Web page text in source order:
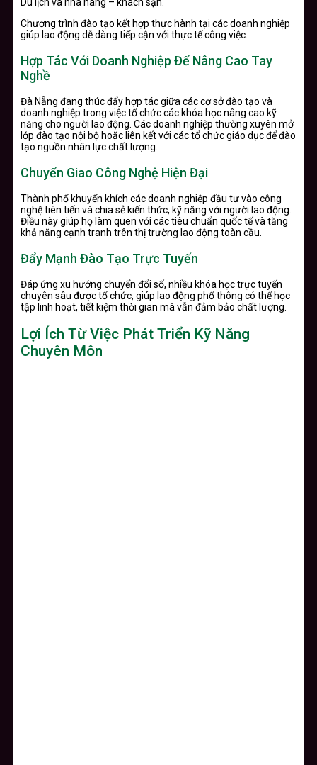
Du lịch và nhà hàng – khách sạn.
Chương trình đào tạo kết hợp thực hành tại các doanh nghiệp
giúp lao động dễ dàng tiếp cận với thực tế công việc.
Hợp Tác Với Doanh Nghiệp Để Nâng Cao Tay
Nghề
Đà Nẵng đang thúc đẩy hợp tác giữa các cơ sở đào tạo và
doanh nghiệp trong việc tổ chức các khóa học nâng cao kỹ
năng cho người lao động. Các doanh nghiệp thường xuyên mở
lớp đào tạo nội bộ hoặc liên kết với các tổ chức giáo dục để đào
tạo nguồn nhân lực chất lượng.
Chuyển Giao Công Nghệ Hiện Đại
Thành phố khuyến khích các doanh nghiệp đầu tư vào công
nghệ tiên tiến và chia sẻ kiến thức, kỹ năng với người lao động.
Điều này giúp họ làm quen với các tiêu chuẩn quốc tế và tăng
khả năng cạnh tranh trên thị trường lao động toàn cầu.
Đẩy Mạnh Đào Tạo Trực Tuyến
Đáp ứng xu hướng chuyển đổi số, nhiều khóa học trực tuyến
chuyên sâu được tổ chức, giúp lao động phổ thông có thể học
tập linh hoạt, tiết kiệm thời gian mà vẫn đảm bảo chất lượng.
Lợi Ích Từ Việc Phát Triển Kỹ Năng
Chuyên Môn